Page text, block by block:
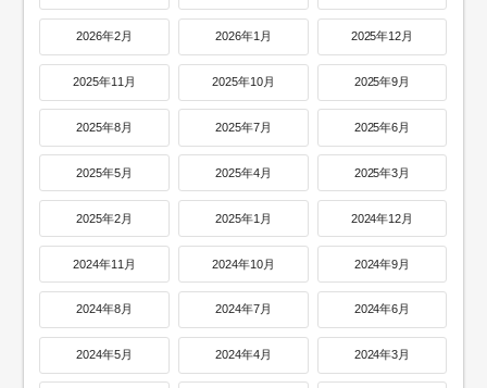
2026年2月 2026年1月 2025年12月
2025年11月 2025年10月 2025年9月
2025年8月 2025年7月 2025年6月
2025年5月 2025年4月 2025年3月
2025年2月 2025年1月 2024年12月
2024年11月 2024年10月 2024年9月
2024年8月 2024年7月 2024年6月
2024年5月 2024年4月 2024年3月